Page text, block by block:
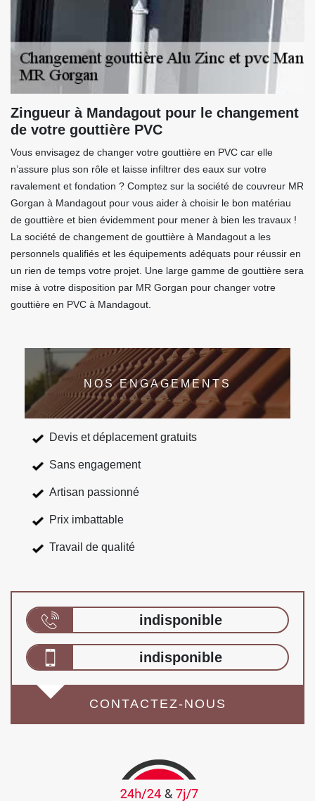
Zingueur à Mandagout pour le changement
de votre gouttière PVC
Vous envisagez de changer votre gouttière en PVC car elle
n’assure plus son rôle et laisse infiltrer des eaux sur votre
ravalement et fondation ? Comptez sur la société de couvreur MR
Gorgan à Mandagout pour vous aider à choisir le bon matériau
de gouttière et bien évidemment pour mener à bien les travaux !
La société de changement de gouttière à Mandagout a les
personnels qualifiés et les équipements adéquats pour réussir en
un rien de temps votre projet. Une large gamme de gouttière sera
mise à votre disposition par MR Gorgan pour changer votre
gouttière en PVC à Mandagout.
NOS ENGAGEMENTS
Devis et déplacement gratuits
Sans engagement
Artisan passionné
Prix imbattable
Travail de qualité
indisponible
indisponible
CONTACTEZ-NOUS